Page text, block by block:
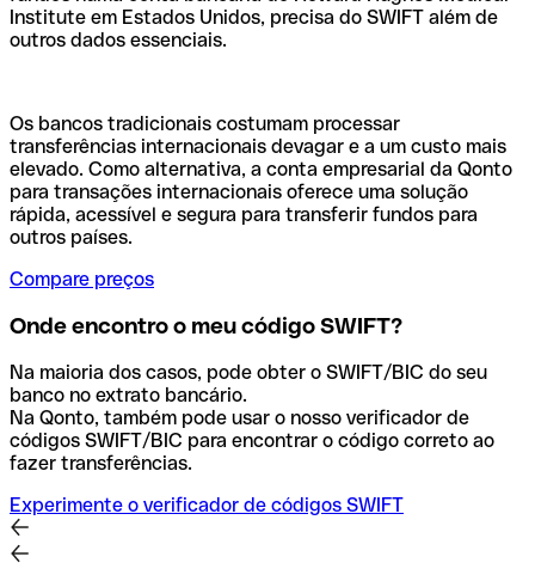
Institute em Estados Unidos, precisa do SWIFT além de
outros dados essenciais.
Os bancos tradicionais costumam processar
transferências internacionais devagar e a um custo mais
elevado. Como alternativa, a conta empresarial da Qonto
para transações internacionais oferece uma solução
rápida, acessível e segura para transferir fundos para
outros países.
Compare preços
Onde encontro o meu código SWIFT?
Na maioria dos casos, pode obter o SWIFT/BIC do seu
banco no extrato bancário.
Na Qonto, também pode usar o nosso verificador de
códigos SWIFT/BIC para encontrar o código correto ao
fazer transferências.
Experimente o verificador de códigos SWIFT